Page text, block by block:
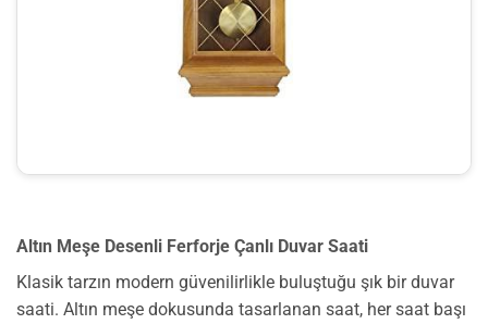
Altın Meşe Desenli Ferforje Çanlı Duvar Saati
Klasik tarzın modern güvenilirlikle buluştuğu şık bir duvar
saati. Altın meşe dokusunda tasarlanan saat, her saat başı